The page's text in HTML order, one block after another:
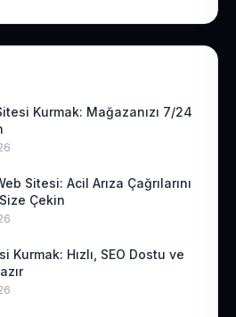
Kurmak: Mağazanızı 7/24
Sitesi: Acil Arıza Çağrılarını
Çekin
Kurmak: Hızlı, SEO Dostu ve